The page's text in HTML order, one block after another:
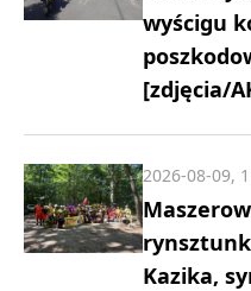
wyścigu
[zdjęcia/
Kazika,
2026-08-09,